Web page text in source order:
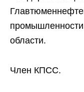
области.
Член КПСС.